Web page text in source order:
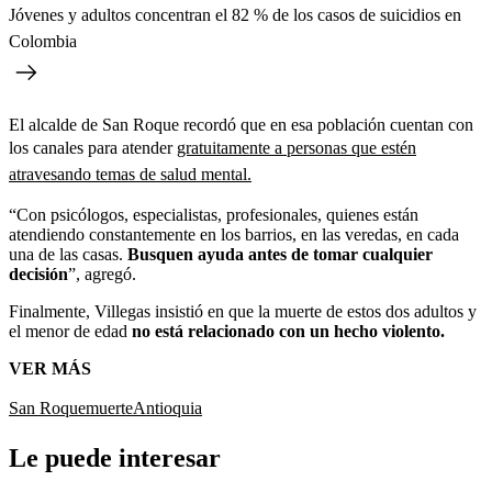
Jóvenes y adultos concentran el 82 % de los casos de suicidios en
Colombia
El alcalde de San Roque recordó que en esa población cuentan con
los canales para atender gratuitamente a personas que estén
atravesando temas de salud mental.
“Con psicólogos, especialistas, profesionales, quienes están
atendiendo constantemente en los barrios, en las veredas, en cada
una de las casas. Busquen ayuda antes de tomar cualquier
decisión”, agregó.
Finalmente, Villegas insistió en que la muerte de estos dos adultos y
el menor de edad no está relacionado con un hecho violento.
VER MÁS
San RoquemuerteAntioquia
Le puede interesar